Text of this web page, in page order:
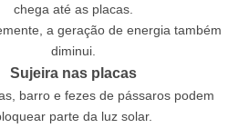
chega até as placas.
a geração de energia também
diminui.
Sujeira nas placas
barro e fezes de pássaros podem
parte da luz solar.